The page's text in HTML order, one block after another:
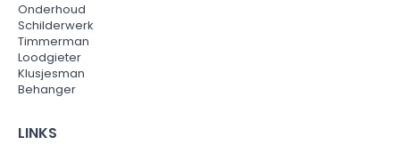
Onderhoud
Schilderwerk
Timmerman
Loodgieter
Klusjesman
Behanger
LINKS